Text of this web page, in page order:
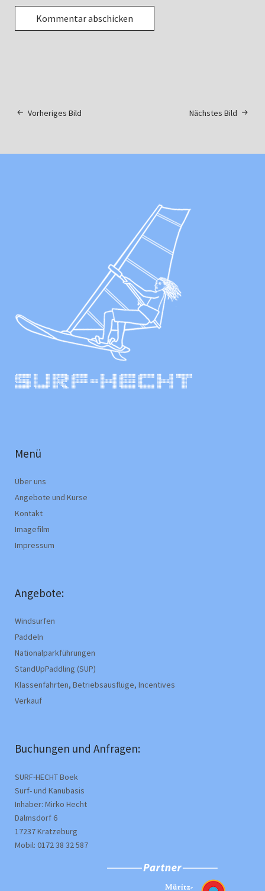
Nächstes Bild
Vorheriges Bild
Menü
Über uns
Angebote und Kurse
Kontakt
Imagefilm
Impressum
Angebote:
Windsurfen
Paddeln
Nationalparkführungen
StandUpPaddling (SUP)
Klassenfahrten, Betriebsausflüge, Incentives
Verkauf
Buchungen und Anfragen:
SURF-HECHT Boek
Surf- und Kanubasis
Inhaber: Mirko Hecht
Dalmsdorf 6
17237 Kratzeburg
Mobil: 0172 38 32 587